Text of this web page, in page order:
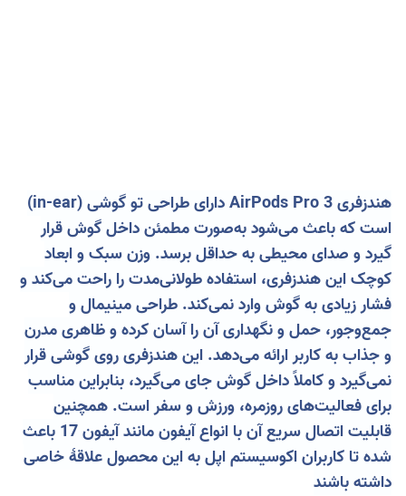
هندزفری AirPods Pro 3 دارای طراحی تو گوشی (in-ear)
است که باعث می‌شود به‌صورت مطمئن داخل گوش قرار
گیرد و صدای محیطی به حداقل برسد. وزن سبک و ابعاد
کوچک این هندزفری، استفاده طولانی‌مدت را راحت می‌کند و
فشار زیادی به گوش وارد نمی‌کند. طراحی مینیمال و
جمع‌وجور، حمل و نگهداری آن را آسان کرده و ظاهری مدرن
و جذاب به کاربر ارائه می‌دهد. این هندزفری روی گوشی قرار
نمی‌گیرد و کاملاً داخل گوش جای می‌گیرد، بنابراین مناسب
برای فعالیت‌های روزمره، ورزش و سفر است. همچنین
قابلیت اتصال سریع آن با انواع آیفون مانند آیفون 17
باعث
شده تا کاربران اکوسیستم اپل به این محصول علاقۀ خاصی
داشته باشند